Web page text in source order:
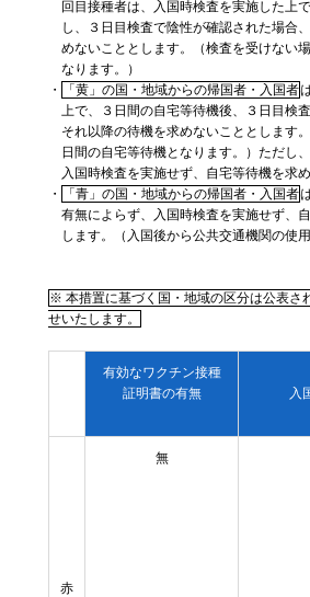
回目接種者は、入国時検査を実施した上
し、３日目検査で陰性が確認された場合
めないこととします。（検査を受けない
なります。）
・
「黄」の国・地域からの帰国者・入国者
上で、３日間の自宅等待機後、３日目検
それ以降の待機を求めないこととします
日間の自宅等待機となります。）ただし
入国時検査を実施せず、自宅等待機を求
・
「青」の国・地域からの帰国者・入国者
有無によらず、入国時検査を実施せず、
します。（入国後から公共交通機関の使
※ 本措置に基づく国・地域の区分は公表さ
せいたします。
有効なワクチン接種
証明書の有無
入
赤
無